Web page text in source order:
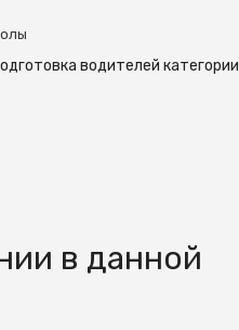
водителей категории
в данной